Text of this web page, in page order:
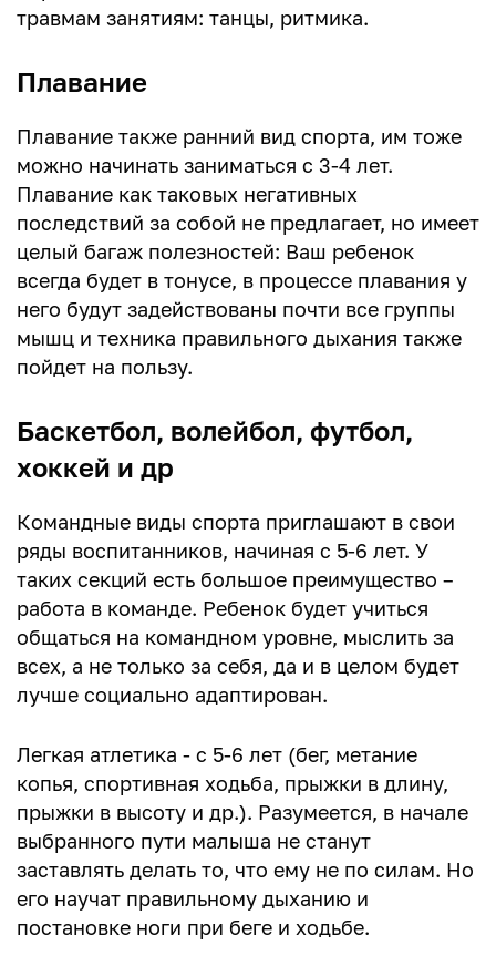
травмам занятиям: танцы, ритмика.
Плавание
Плавание также ранний вид спорта, им тоже
можно начинать заниматься с 3-4 лет.
Плавание как таковых негативных
последствий за собой не предлагает, но имеет
целый багаж полезностей: Ваш ребенок
всегда будет в тонусе, в процессе плавания у
него будут задействованы почти все группы
мышц и техника правильного дыхания также
пойдет на пользу.
Баскетбол, волейбол, футбол,
хоккей и др
Командные виды спорта приглашают в свои
ряды воспитанников, начиная с 5-6 лет. У
таких секций есть большое преимущество –
работа в команде. Ребенок будет учиться
общаться на командном уровне, мыслить за
всех, а не только за себя, да и в целом будет
лучше социально адаптирован.
Легкая атлетика - с 5-6 лет (бег, метание
копья, спортивная ходьба, прыжки в длину,
прыжки в высоту и др.). Разумеется, в начале
выбранного пути малыша не станут
заставлять делать то, что ему не по силам. Но
его научат правильному дыханию и
постановке ноги при беге и ходьбе.